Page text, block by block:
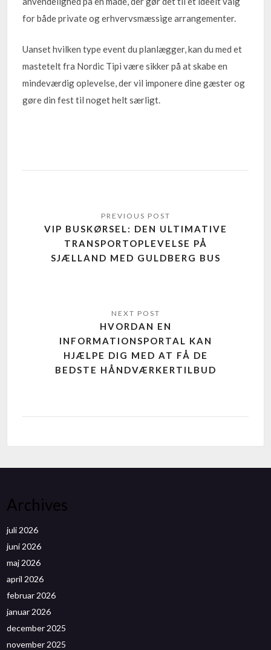
for både private og erhvervsmæssige arrangementer.
Uanset hvilken type event du planlægger, kan du med et
mastetelt fra Nordic Tipi være sikker på at skabe en
mindeværdig oplevelse, der vil imponere dine gæster og
gøre din fest til noget helt særligt.
VIP BUSKØRSEL: DEN ULTIMATIVE
TRANSPORTOPLEVELSE PÅ
SJÆLLAND MED GULDBERG BUS
HVORDAN EN
INFORMATIONSPORTAL KAN
HJÆLPE DIG MED AT FÅ DE
BEDSTE HÅNDVÆRKERTILBUD
Archives
juli 2026
juni 2026
maj 2026
april 2026
februar 2026
januar 2026
december 2025
november 2025